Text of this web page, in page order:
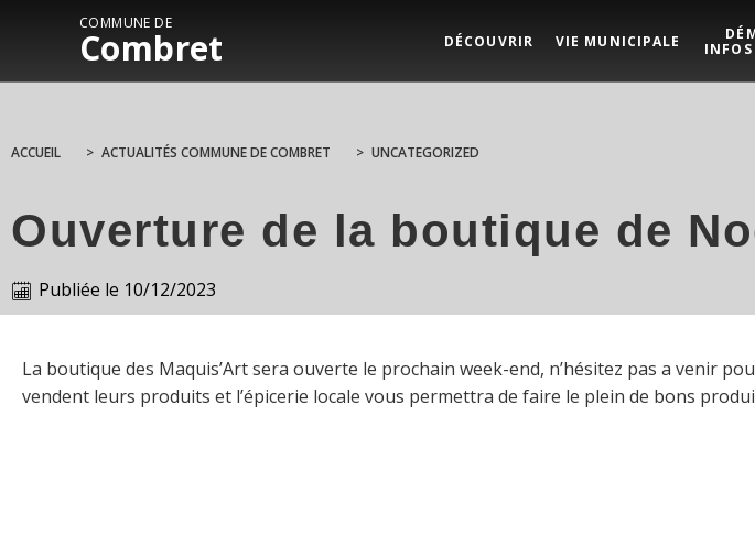
COMMUNE DE
Combret DÉCOUVRIR VIE MUNICIPALE
ACCUEIL > ACTUALITÉS COMMUNE DE COMBRET > UNCATEGORIZED
Ouverture de la boutique de
Publiée le 10/12/2023
La boutique des Maquis’Art sera ouverte le prochain week-end, n’hésitez pas a venir
vendent leurs produits et l’épicerie locale vous permettra de faire le plein de bons